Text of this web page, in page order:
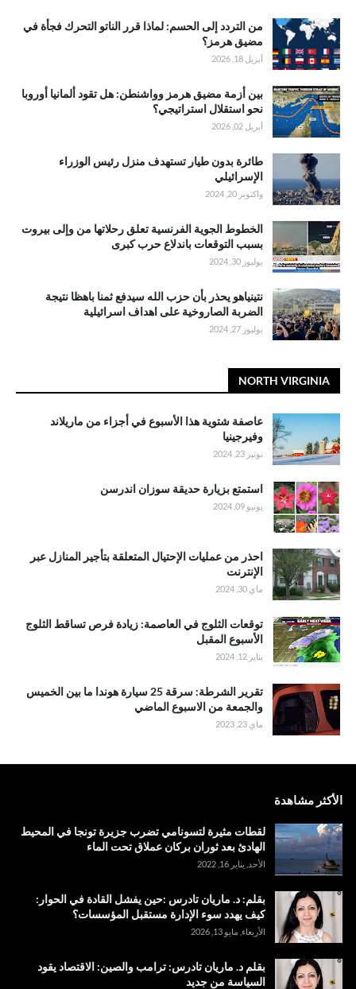
من التردد إلى الحسم: لماذا قرر الناتو التحرك فجأة في
مضيق هرمز؟
أبريل 18, 2026
بين أزمة مضيق هرمز وواشنطن: هل تقود ألمانيا أوروبا
نحو استقلال استراتيجي؟
أبريل 02, 2026
طائرة بدون طيار تستهدف منزل رئيس الوزراء
الإسرائيلي
واكتوبر 20, 2024
الخطوط الجوية الفرنسية تعلق رحلاتها من وإلى بيروت
بسبب التوقعات باندلاع حرب كبرى
يوليوز 30, 2024
نتينياهو يحذر بأن حزب الله سيدفع ثمنا باهظا نتيجة
الضربة الصاروخية على اهداف اسرائيلية
يوليوز 27, 2024
NORTH VIRGINIA
عاصفة شتوية هذا الأسبوع في أجزاء من ماريلاند
وفيرجينيا
نونبر 23, 2024
استمتع بزيارة حديقة سوزان اندرسن
يونيو 09, 2024
احذر من عمليات الإحتيال المتعلقة بتأجير المنازل عبر
الإنترنت
ماي 30, 2024
توقعات الثلوج في العاصمة: زيادة فرص تساقط الثلوج
الأسبوع المقبل
يناير 12, 2024
تقرير الشرطة: سرقة 25 سيارة هوندا ما بين الخميس
والجمعة من الاسبوع الماضي
ماي 23, 2023
الأكثر مشاهدة
لقطات مثيرة لتسونامي تضرب جزيرة تونجا في المحيط
الهادئ بعد ثوران بركان عملاق تحت الماء
الأحد, يناير 16, 2022
بقلم: د. ماريان تادرس :حين يفشل القادة في الحوار:
كيف يهدد سوء الإدارة مستقبل المؤسسات؟
الأربعاء, مايو 13, 2026
بقلم د. ماريان تادرس: ترامب والصين: الاقتصاد يقود
السياسة من جديد